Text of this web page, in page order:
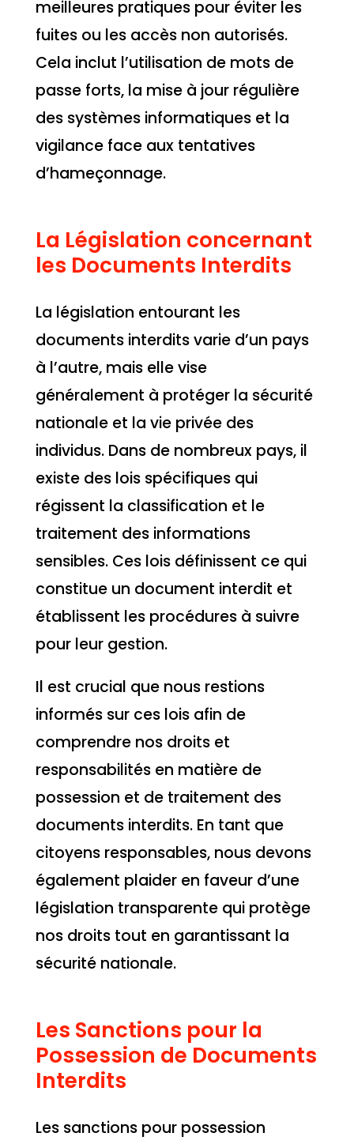
meilleures pratiques pour éviter les
fuites ou les accès non autorisés.
Cela inclut l’utilisation de mots de
passe forts, la mise à jour régulière
des systèmes informatiques et la
vigilance face aux tentatives
d’hameçonnage.
La Législation concernant
les Documents Interdits
La législation entourant les
documents interdits varie d’un pays
à l’autre, mais elle vise
généralement à protéger la sécurité
nationale et la vie privée des
individus. Dans de nombreux pays, il
existe des lois spécifiques qui
régissent la classification et le
traitement des informations
sensibles. Ces lois définissent ce qui
constitue un document interdit et
établissent les procédures à suivre
pour leur gestion.
Il est crucial que nous restions
informés sur ces lois afin de
comprendre nos droits et
responsabilités en matière de
possession et de traitement des
documents interdits. En tant que
citoyens responsables, nous devons
également plaider en faveur d’une
législation transparente qui protège
nos droits tout en garantissant la
sécurité nationale.
Les Sanctions pour la
Possession de Documents
Interdits
Les sanctions pour possession